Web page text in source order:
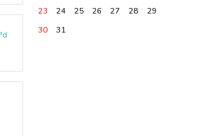
23
24 25 26 27 28
29
30
31